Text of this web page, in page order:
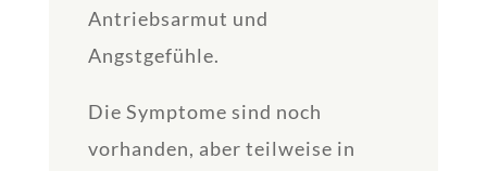
Antriebsarmut und
Angstgefühle.
Die Symptome sind noch
vorhanden, aber teilweise in